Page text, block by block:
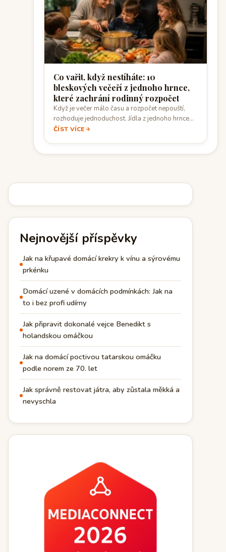
Co vařit, když nestíháte: 10
bleskových večeří z jednoho hrnce,
které zachrání rodinný rozpočet
Když je večer málo času a rozpočet nepouští,
rozhoduje jednoduchost. Jídla z jednoho hrnce…
ČÍST VÍCE
Nejnovější příspěvky
Jak na křupavé domácí krekry k vínu a sýrovému
prkénku
Domácí uzené v domácích podmínkách: Jak na
to i bez profi udírny
Jak připravit dokonalé vejce Benedikt s
holandskou omáčkou
Jak na domácí poctivou tatarskou omáčku
podle norem ze 70. let
Jak správně restovat játra, aby zůstala měkká a
nevyschla